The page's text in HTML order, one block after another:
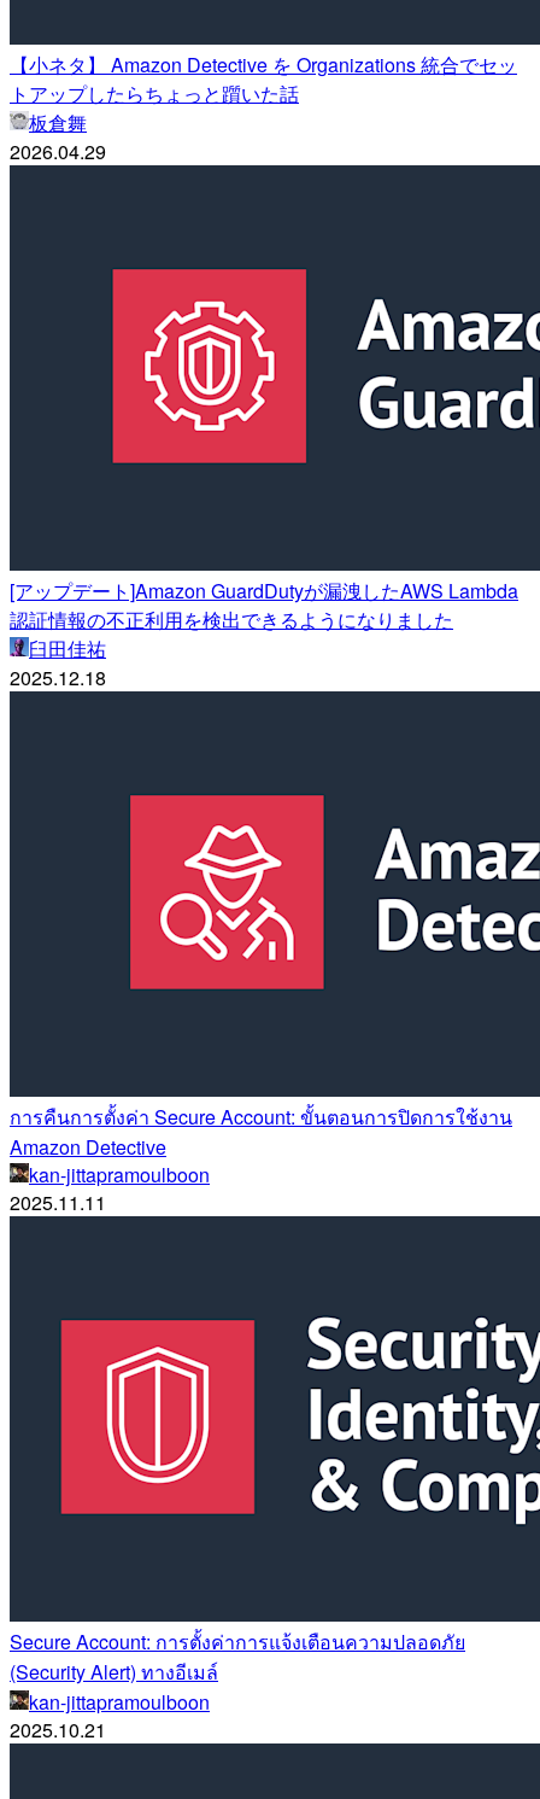
【小ネタ】 Amazon Detective を Organizations 統合でセッ
トアップしたらちょっと躓いた話
板倉舞
2026.04.29
[アップデート]Amazon GuardDutyが漏洩したAWS Lambda
認証情報の不正利用を検出できるようになりました
臼田佳祐
2025.12.18
การคืนการตั้งค่า Secure Account: ขั้นตอนการปิดการใช้งาน
Amazon Detective
kan-jittapramoulboon
2025.11.11
Secure Account: การตั้งค่าการแจ้งเตือนความปลอดภัย
(Security Alert) ทางอีเมล์
kan-jittapramoulboon
2025.10.21